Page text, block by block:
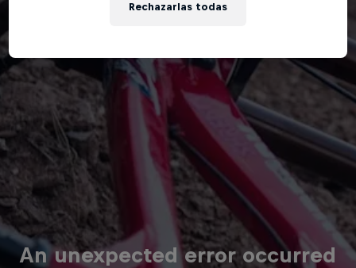
An unexpected error occurred
Rechazarlas todas